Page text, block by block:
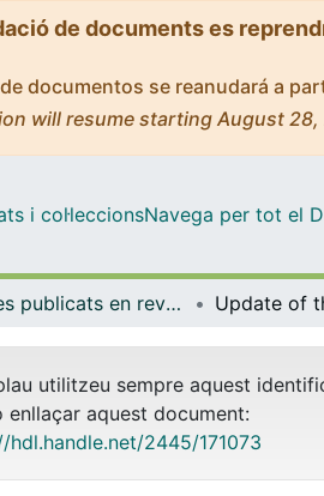
de documents es
documentos se reanudará a
will resume starting August
i col·leccionsNavega per tot el
Articles publicats en revistes (Ciències Clíniques)
utilitzeu sempre aquest
enllaçar aquest document:
hdl.handle.net/2445/171073